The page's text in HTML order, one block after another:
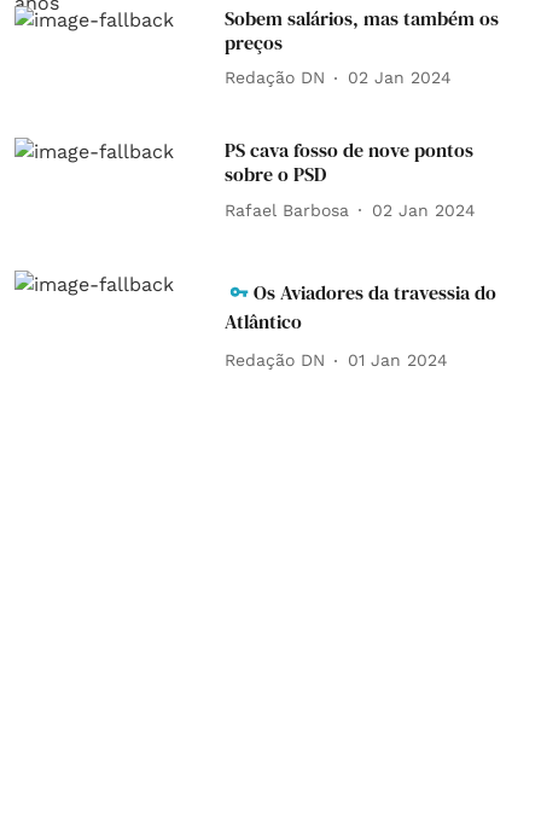
Sobem salários, mas também os
preços
Redação DN 02 Jan 2024
PS cava fosso de nove pontos
sobre o PSD
Rafael Barbosa 02 Jan 2024
Os Aviadores da travessia do
Atlântico
Redação DN 01 Jan 2024